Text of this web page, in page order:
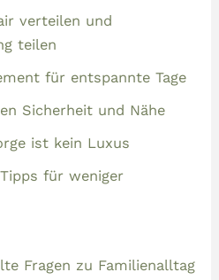
verteilen und
teilen
für entspannte Tage
Sicherheit und Nähe
ist kein Luxus
für weniger
Fragen zu Familienalltag